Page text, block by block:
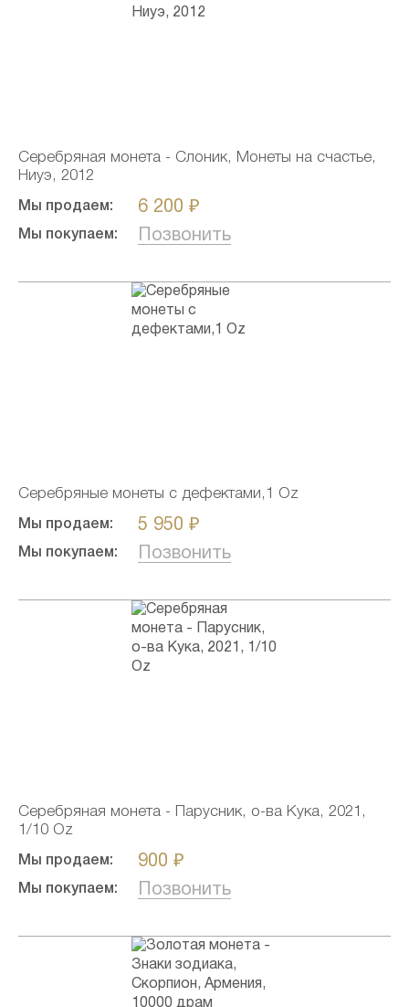
Серебряная монета - Слоник, Монеты на счастье,
Ниуэ, 2012
Мы продаем: 6 200 ₽
Мы покупаем: Позвонить
Серебряные монеты с дефектами,1 Oz
Мы продаем: 5 950 ₽
Мы покупаем: Позвонить
Серебряная монета - Парусник, о-ва Кука, 2021,
1/10 Oz
Мы продаем: 900 ₽
Мы покупаем: Позвонить